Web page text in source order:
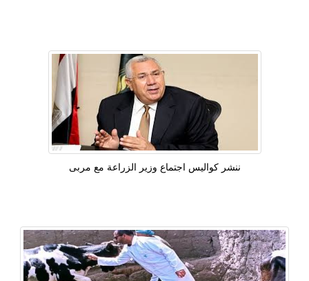
ننشر كواليس اجتماع وزير الزراعة مع مربى